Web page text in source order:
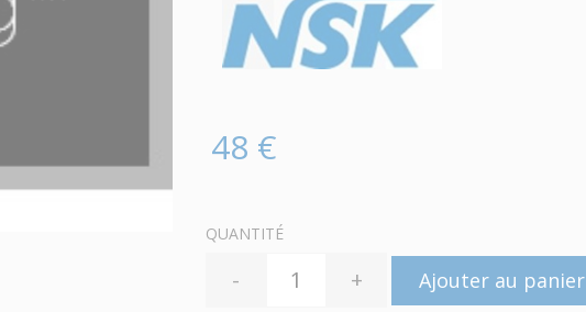
48 €
QUANTITÉ
- + Ajouter au panier